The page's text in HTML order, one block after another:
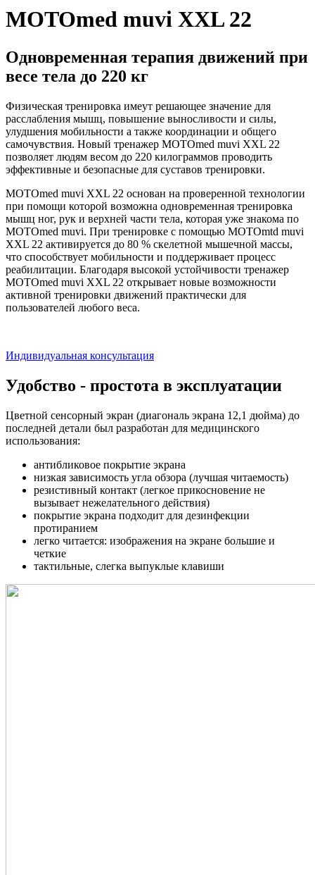
MOTOmed muvi XXL 22
Одновременная терапия движений при
весе тела до 220 кг
Физическая тренировка имеут решающее значение для
расслабления мышц, повышение выносливости и силы,
улудшения мобильности а также координации и общего
самочувствия. Новый тренажер MOTOmed muvi XXL 22
позволяет людям весом до 220 килограммов проводить
эффективные и безопасные для суставов тренировки.
MOTOmed muvi XXL 22 основан на проверенной технологии
при помощи которой возможна одновременная тренировка
мышц ног, рук и верхней части тела, которая уже знакома по
MOTOmed muvi. При тренировке с помощью МОТОmtd muvi
XXL 22 активируется до 80 % скелетной мышечной массы,
что способствует мобильности и поддерживает процесс
реабилитации. Благодаря высокой устойчивости тренажер
MOTOmed muvi XXL 22 открывает новые возможности
активной тренировки движений практически для
пользователей любого веса.
Индивидуальная консультация
Удобство - простота в эксплуатации
Цветной сенсорный экран (диагональ экрана 12,1 дюйма) до
последней детали был разработан для медицинского
использования:
антибликовое покрытие экрана
низкая зависимость угла обзора (лучшая читаемость)
резистивный контакт (легкое прикосновение не
вызывает нежелательного действия)
покрытие экрана подходит для дезинфекции
протиранием
легко читается: изображения на экране большие и
четкие
тактильные, слегка выпуклые клавиши